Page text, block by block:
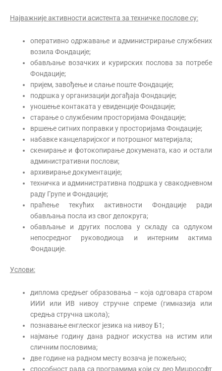
Најважније активности асистента за техничке послове су:
оперативно одржавање и администрирање службених
возила Фондације;
обављање возачких и курирских послова за потребе
Фондације;
пријем, завођење и слање поште Фондације;
подршка у организацији догађаја Фондације;
уношење контаката у евиденције Фондације;
старање о службеним просторијама Фондације;
вршење ситних поправки у просторијама Фондације;
набавке канцеларијског и потрошног материјала;
скенирање и фотокопирање докумената, као и остали
административни послови;
архивирање документације;
техничка и административна подршка у свакодневном
раду Групе и Фондације;
праћење текућих активности Фондације ради
обављања посла из свог делокруга;
обављање и других послова у складу са одлуком
непосредног руководиоца и интерним актима
Фондације.
Услови:
диплома средњег образовања – која одговара старом
ИИИ или ИВ нивоу стручне спреме (гимназија или
средња стручна школа);
познавање енглеског језика на нивоу Б1;
најмање годину дана радног искуства на истим или
сличним пословима;
две године на радном месту возача је пожељно;
способност рада са програмима који су део Мицрософт